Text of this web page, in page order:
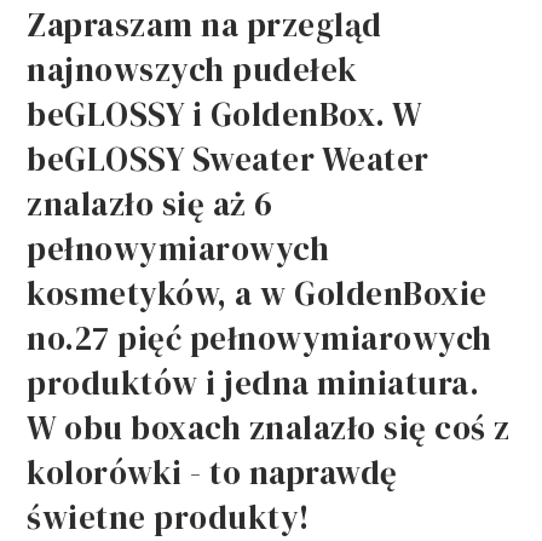
Zapraszam na przegląd
najnowszych pudełek
beGLOSSY i GoldenBox. W
beGLOSSY Sweater Weater
znalazło się aż 6
pełnowymiarowych
kosmetyków, a w GoldenBoxie
no.27 pięć pełnowymiarowych
produktów i jedna miniatura.
W obu boxach znalazło się coś z
kolorówki - to naprawdę
świetne produkty!